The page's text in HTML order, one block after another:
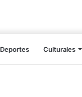
Deportes Culturales